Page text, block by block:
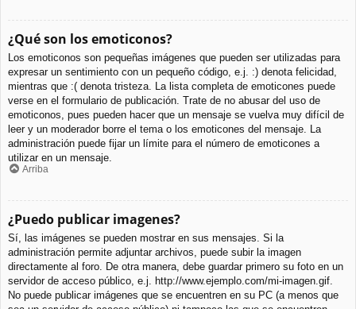
¿Qué son los emoticonos?
Los emoticonos son pequeñas imágenes que pueden ser utilizadas para
expresar un sentimiento con un pequeño código, e.j. :) denota felicidad,
mientras que :( denota tristeza. La lista completa de emoticones puede
verse en el formulario de publicación. Trate de no abusar del uso de
emoticonos, pues pueden hacer que un mensaje se vuelva muy difícil de
leer y un moderador borre el tema o los emoticones del mensaje. La
administración puede fijar un límite para el número de emoticones a
utilizar en un mensaje.
Arriba
¿Puedo publicar imagenes?
Sí, las imágenes se pueden mostrar en sus mensajes. Si la
administración permite adjuntar archivos, puede subir la imagen
directamente al foro. De otra manera, debe guardar primero su foto en un
servidor de acceso público, e.j. http://www.ejemplo.com/mi-imagen.gif.
No puede publicar imágenes que se encuentren en su PC (a menos que